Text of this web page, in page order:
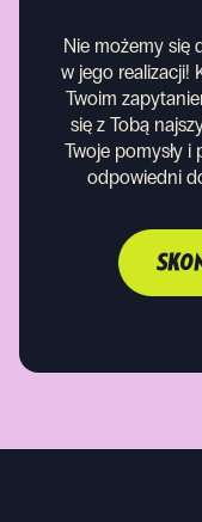
Nie możemy się
w jego realizacji!
Twoim
się z Tobą
Twoje pomysły
odpowiedni